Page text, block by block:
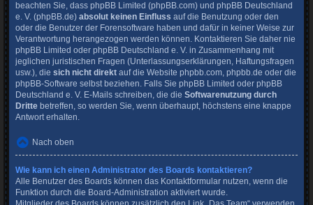
beachten Sie, dass phpBB Limited (phpBB.com) und phpBB Deutschland
e. V. (phpBB.de) absolut keinen Einfluss auf die Benutzung oder den
oder die Benutzer der Forensoftware haben und dafür in keiner Weise zur
Verantwortung herangezogen werden können. Kontaktieren Sie daher nie
phpBB Limited oder phpBB Deutschland e. V. in Zusammenhang mit
jeglichen juristischen Fragen (Unterlassungserklärungen, Haftungsfragen
usw.), die sich nicht direkt auf die Website phpbb.com, phpbb.de oder die
phpBB-Software selbst beziehen. Falls Sie phpBB Limited oder phpBB
Deutschland e. V. E-Mails schreiben, die die Softwarenutzung durch
Dritte betreffen, so werden Sie, wenn überhaupt, höchstens eine knappe
Antwort erhalten.
Nach oben
Wie kann ich einen Administrator des Boards kontaktieren?
Alle Benutzer des Boards können das Kontaktformular nutzen, wenn die
Funktion durch die Board-Administration aktiviert wurde.